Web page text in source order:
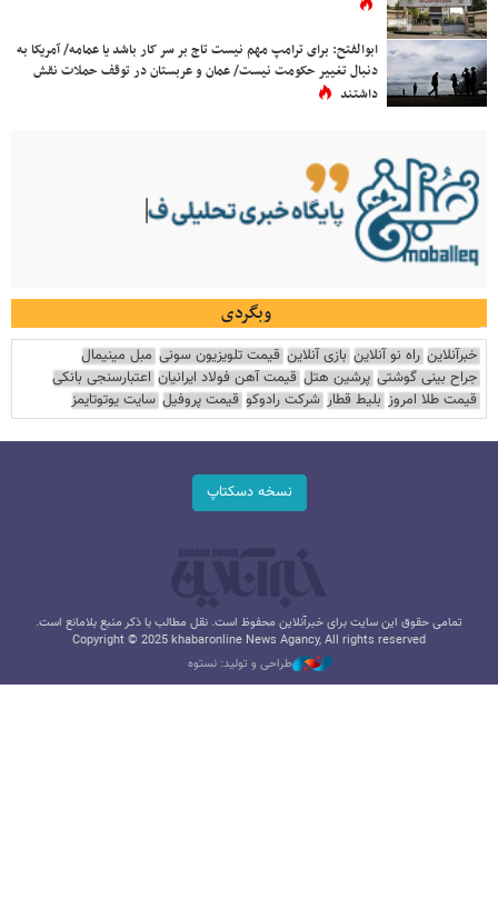
ابوالفتح: برای ترامپ مهم نیست تاج بر سر کار باشد یا عمامه/ آمریکا به
دنبال تغییر حکومت نیست/ عمان و عربستان در توقف حملات نقش
داشتند
وبگردی
خبرآنلاین راه نو آنلاین بازی آنلاین قیمت تلویزیون سونی مبل مینیمال
جراح بینی گوشتی پرشین هتل قیمت آهن فولاد ایرانیان اعتبارسنجی بانکی
قیمت طلا امروز بلیط قطار شرکت رادوکو قیمت پروفیل سایت یوتوتایمز
نسخه دسکتاپ
تمامی حقوق این سایت برای خبرآنلاین محفوظ است. نقل مطالب با ذکر منبع بلامانع است.
Copyright © 2025 khabaronline News Agancy, All rights reserved
طراحی و تولید: نستوه